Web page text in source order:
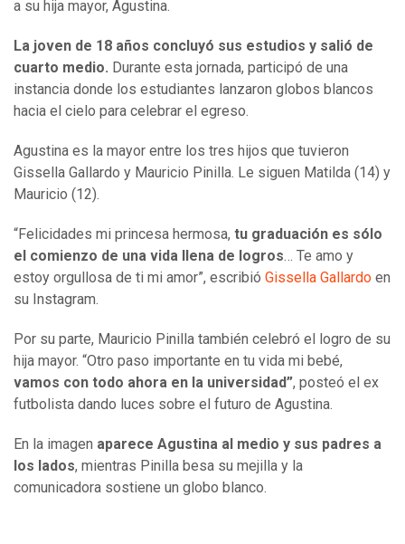
a su hija mayor, Agustina.
La joven de 18 años concluyó sus estudios y salió de
cuarto medio. Durante esta jornada, participó de una
instancia donde los estudiantes lanzaron globos blancos
hacia el cielo para celebrar el egreso.
Agustina es la mayor entre los tres hijos que tuvieron
Gissella Gallardo y Mauricio Pinilla. Le siguen Matilda (14) y
Mauricio (12).
“Felicidades mi princesa hermosa, tu graduación es sólo
el comienzo de una vida llena de logros… Te amo y
estoy orgullosa de ti mi amor”, escribió Gissella Gallardo en
su Instagram.
Por su parte, Mauricio Pinilla también celebró el logro de su
hija mayor. “Otro paso importante en tu vida mi bebé,
vamos con todo ahora en la universidad”, posteó el ex
futbolista dando luces sobre el futuro de Agustina.
En la imagen aparece Agustina al medio y sus padres a
los lados, mientras Pinilla besa su mejilla y la
comunicadora sostiene un globo blanco.